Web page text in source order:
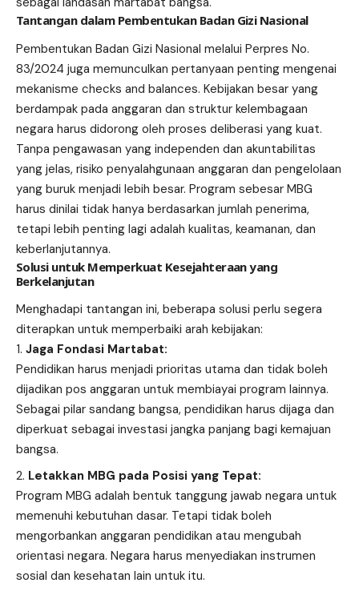
Tantangan dalam Pembentukan Badan Gizi Nasional
Pembentukan Badan Gizi Nasional melalui Perpres No.
83/2024 juga memunculkan pertanyaan penting mengenai
mekanisme checks and balances. Kebijakan besar yang
berdampak pada anggaran dan struktur kelembagaan
negara harus didorong oleh proses deliberasi yang kuat.
Tanpa pengawasan yang independen dan akuntabilitas
yang jelas, risiko penyalahgunaan anggaran dan pengelolaan
yang buruk menjadi lebih besar. Program sebesar MBG
harus dinilai tidak hanya berdasarkan jumlah penerima,
tetapi lebih penting lagi adalah kualitas, keamanan, dan
keberlanjutannya.
Solusi untuk Memperkuat Kesejahteraan yang
Berkelanjutan
Menghadapi tantangan ini, beberapa solusi perlu segera
diterapkan untuk memperbaiki arah kebijakan:
Jaga Fondasi Martabat:
Pendidikan harus menjadi prioritas utama dan tidak boleh
dijadikan pos anggaran untuk membiayai program lainnya.
Sebagai pilar sandang bangsa, pendidikan harus dijaga dan
diperkuat sebagai investasi jangka panjang bagi kemajuan
bangsa.
Letakkan MBG pada Posisi yang Tepat:
Program MBG adalah bentuk tanggung jawab negara untuk
memenuhi kebutuhan dasar. Tetapi tidak boleh
mengorbankan anggaran pendidikan atau mengubah
orientasi negara. Negara harus menyediakan instrumen
sosial dan kesehatan lain untuk itu.